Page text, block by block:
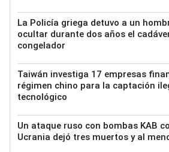
La Policía griega detuvo a un
ocultar durante dos años el
congelador
Taiwán investiga 17 empresas
régimen chino para la captación
tecnológico
Un ataque ruso con bombas KAB
Ucrania dejó tres muertos y al